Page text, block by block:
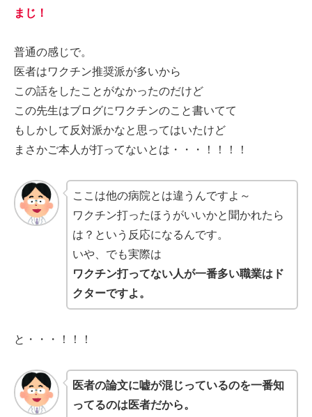
まじ！
普通の感じで。
医者はワクチン推奨派が多いから
この話をしたことがなかったのだけど
この先生はブログにワクチンのこと書いてて
もしかして反対派かなと思ってはいたけど
まさかご本人が打ってないとは・・・！！！！
ここは他の病院とは違うんですよ～
ワクチン打ったほうがいいかと聞かれたら
は？という反応になるんです。
いや、でも実際は
ワクチン打ってない人が一番多い職業はド
クターですよ。
と・・・！！！
医者の論文に嘘が混じっているのを一番知
ってるのは医者だから。